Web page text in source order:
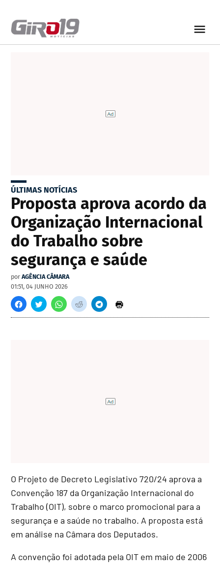
ÚLTIMAS NOTÍCIAS
Proposta aprova acordo da
Organização Internacional
do Trabalho sobre
segurança e saúde
por AGÊNCIA CÂMARA
01:51, 04 JUNHO 2026
O Projeto de Decreto Legislativo 720/24 aprova a
Convenção 187 da Organização Internacional do
Trabalho (OIT), sobre o marco promocional para a
segurança e a saúde no trabalho. A proposta está
em análise na Câmara dos Deputados.
A convenção foi adotada pela OIT em maio de 2006